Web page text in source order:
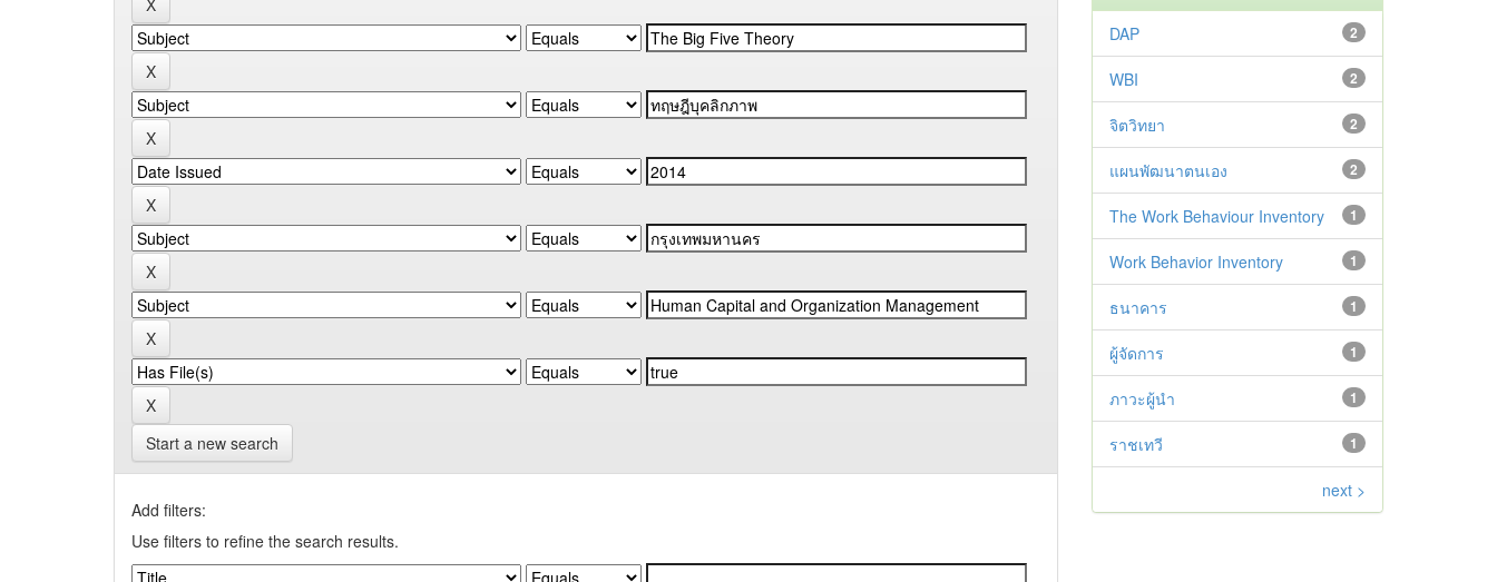
Start a new search
Add filters:
Use filters to refine the search results.
2
DAP
2
WBI
2
จิตวิทยา
2
แผนพัฒนาตนเอง
1
The Work Behaviour Inventory
1
Work Behavior Inventory
1
ธนาคาร
1
ผู้จัดการ
1
ภาวะผู้นำ
1
ราชเทวี
next >